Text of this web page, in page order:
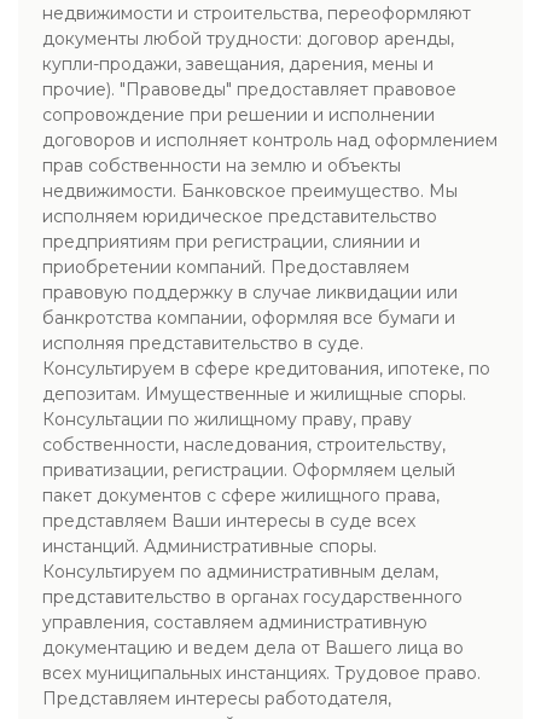
недвижимости и строительства, переоформляют
документы любой трудности: договор аренды,
купли-продажи, завещания, дарения, мены и
прочие). "Правоведы" предоставляет правовое
сопровождение при решении и исполнении
договоров и исполняет контроль над оформлением
прав собственности на землю и объекты
недвижимости. Банковское преимущество. Мы
исполняем юридическое представительство
предприятиям при регистрации, слиянии и
приобретении компаний. Предоставляем
правовую поддержку в случае ликвидации или
банкротства компании, оформляя все бумаги и
исполняя представительство в суде.
Консультируем в сфере кредитования, ипотеке, по
депозитам. Имущественные и жилищные споры.
Консультации по жилищному праву, праву
собственности, наследования, строительству,
приватизации, регистрации. Оформляем целый
пакет документов с сфере жилищного права,
представляем Ваши интересы в суде всех
инстанций. Административные споры.
Консультируем по административным делам,
представительство в органах государственного
управления, составляем административную
документацию и ведем дела от Вашего лица во
всех муниципальных инстанциях. Трудовое право.
Представляем интересы работодателя,